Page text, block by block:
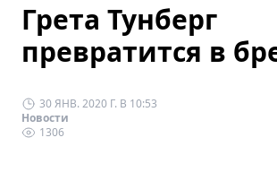
Грета Тунберг
превратится в
30 ЯНВ. 2020 Г. В 10:53
Новости
1306